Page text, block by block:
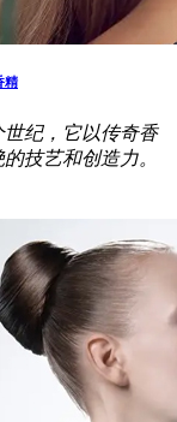
精
纪，它以传奇香
技艺和创造力。